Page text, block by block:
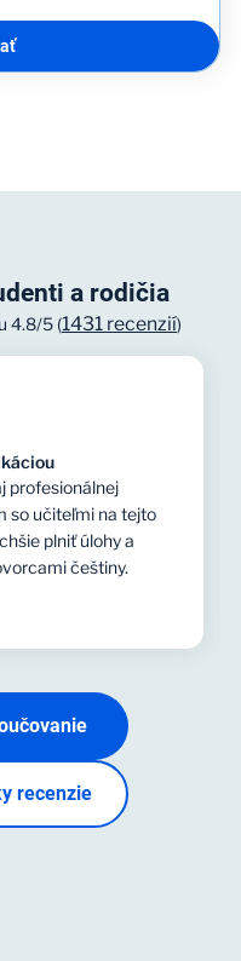
a rodičia
4.8/5 (1431 recenzií)
profesionálnej
so učiteľmi na tejto
plniť úlohy a
češtiny.
recenzie